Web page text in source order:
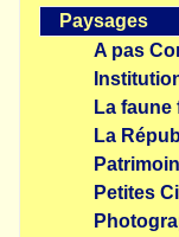
Paysages
A pas
La
La
Petites